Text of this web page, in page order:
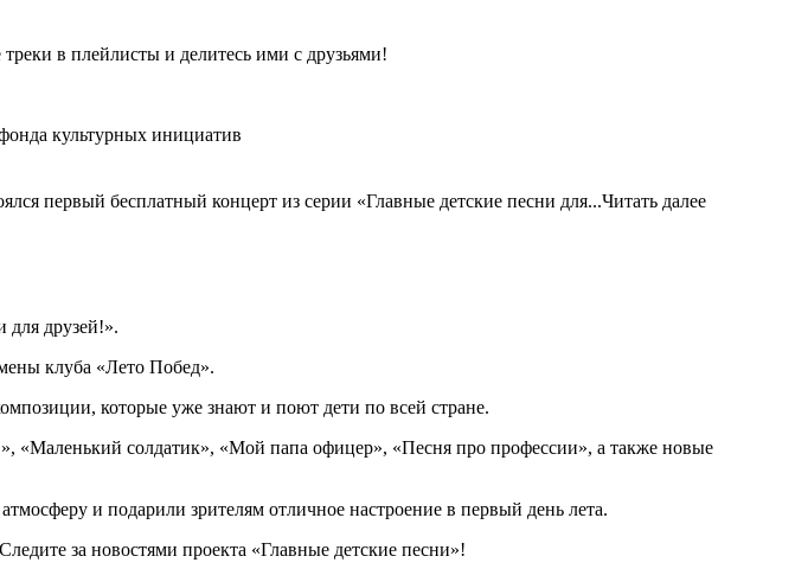
в плейлисты и делитесь ими с друзьями!
культурных инициатив
первый бесплатный концерт из серии «Главные детские песни для...Читать далее
для друзей!».
клуба «Лето Побед».
которые уже знают и поют дети по всей стране.
солдатик», «Мой папа офицер», «Песня про профессии», а также новые
и подарили зрителям отличное настроение в первый день лета.
за новостями проекта «Главные детские песни»!